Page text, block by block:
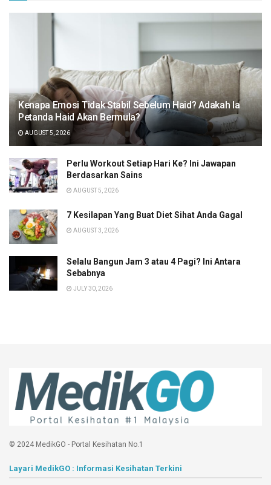
Kenapa Emosi Tidak Stabil Sebelum Haid? Adakah Ia
Petanda Haid Akan Bermula?
AUGUST 5, 2026
Perlu Workout Setiap Hari Ke? Ini Jawapan
Berdasarkan Sains
AUGUST 5, 2026
7 Kesilapan Yang Buat Diet Sihat Anda Gagal
AUGUST 3, 2026
Selalu Bangun Jam 3 atau 4 Pagi? Ini Antara
Sebabnya
JULY 30, 2026
© 2024 MedikGO - Portal Kesihatan No.1
Layari MedikGO : Informasi Kesihatan Terkini